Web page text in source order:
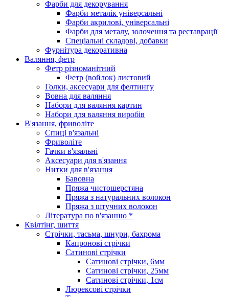
Фарби для декорування
Фарби металік універсальні
Фарби акрилові, універсальні
Фарби для металу, золочення та реставрації
Спеціальні складові, добавки
Фурнітура декоративна
Валяння, фетр
Фетр різноманітний
Фетр (войлок) листовий
Голки, аксесуари для фелтингу
Вовна для валяння
Набори для валяння картин
Набори для валяння виробів
В'язання, фриволіте
Спиці в'язальні
Фриволіте
Гачки в'язальні
Аксесуари для в'язання
Нитки для в'язання
Бавовна
Пряжа чистошерстяна
Пряжа з натуральних волокон
Пряжа з штучних волокон
Література по в'язанню *
Квілтінг, шиття
Стрічки, тасьма, шнури, бахрома
Капронові стрічки
Сатинові стрічки
Сатинові стрічки, 6мм
Сатинові стрічки, 25мм
Сатинові стрічки, 1см
Люрексові стрічки